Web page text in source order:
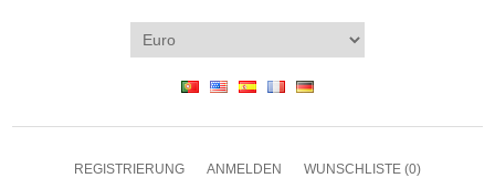
REGISTRIERUNG ANMELDEN WUNSCHLISTE (0)